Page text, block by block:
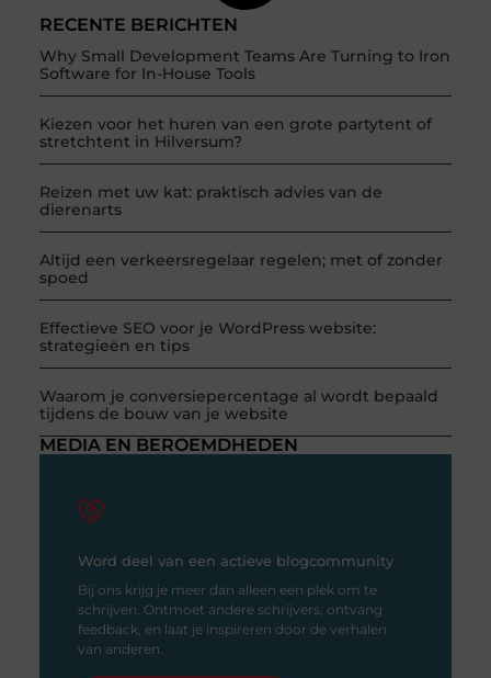
RECENTE BERICHTEN
Why Small Development Teams Are Turning to Iron
Software for In-House Tools
Kiezen voor het huren van een grote partytent of
stretchtent in Hilversum?
Reizen met uw kat: praktisch advies van de
dierenarts
Altijd een verkeersregelaar regelen; met of zonder
spoed
Effectieve SEO voor je WordPress website:
strategieën en tips
Waarom je conversiepercentage al wordt bepaald
tijdens de bouw van je website
MEDIA EN BEROEMDHEDEN
Word deel van een actieve blogcommunity
Bij ons krijg je meer dan alleen een plek om te
schrijven. Ontmoet andere schrijvers, ontvang
feedback, en laat je inspireren door de verhalen
van anderen.